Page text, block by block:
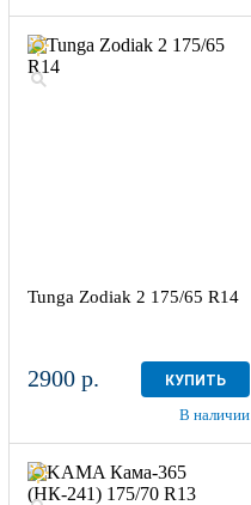
Tunga Zodiak 2 175/65 R14
2900 р. КУПИТЬ
В наличии